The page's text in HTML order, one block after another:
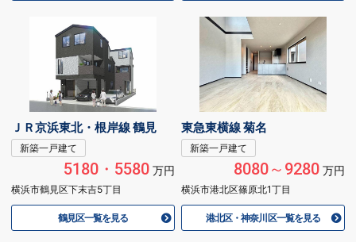
ＪＲ京浜東北・根岸線 鶴見
新築一戸建て
5180・5580万円
横浜市鶴見区下末吉5丁目
鶴見区一覧を見る
東急東横線 菊名
新築一戸建て
8080～9280万円
横浜市港北区篠原北1丁目
港北区・神奈川区一覧を見る